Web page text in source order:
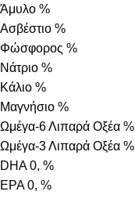
Άμυλο %
Ασβέστιο %
Φώσφορος %
Νάτριο %
Κάλιο %
Μαγνήσιο %
Ωμέγα-6 Λιπαρά Οξέα %
Ωμέγα-3 Λιπαρά Οξέα %
DHA 0, %
EPA 0, %